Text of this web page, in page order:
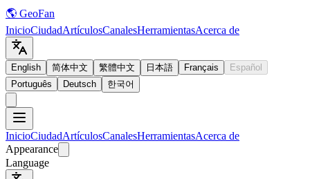
🌎 GeoFan
InicioCiudadArtículosCanalesHerramientasAcerca de
English 简体中文 繁體中文 日本語 Français
Español
Português
Deutsch 한국어
InicioCiudadArtículosCanalesHerramientasAcerca de
Appearance
Language